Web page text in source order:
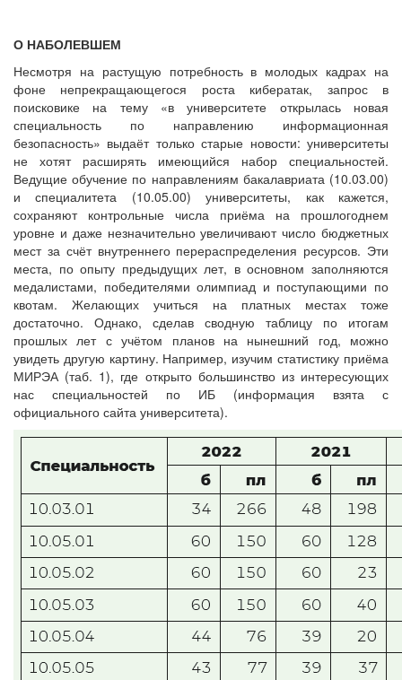
О НАБОЛЕВШЕМ
Несмотря на растущую потребность в молодых кадрах на
фоне непрекращающегося роста кибератак, запрос в
поисковике на тему «в университете открылась новая
специальность по направлению информационная
безопасность» выдаёт только старые новости: университеты
не хотят расширять имеющийся набор специальностей.
Ведущие обучение по направлениям бакалавриата (10.03.00)
и специалитета (10.05.00) университеты, как кажется,
сохраняют контрольные числа приёма на прошлогоднем
уровне и даже незначительно увеличивают число бюджетных
мест за счёт внутреннего перераспределения ресурсов. Эти
места, по опыту предыдущих лет, в основном заполняются
медалистами, победителями олимпиад и поступающими по
квотам. Желающих учиться на платных местах тоже
достаточно. Однако, сделав сводную таблицу по итогам
прошлых лет с учётом планов на нынешний год, можно
увидеть другую картину. Например, изучим статистику приёма
МИРЭА (таб. 1), где открыто большинство из интересующих
нас специальностей по ИБ (информация взята с
официального сайта университета).